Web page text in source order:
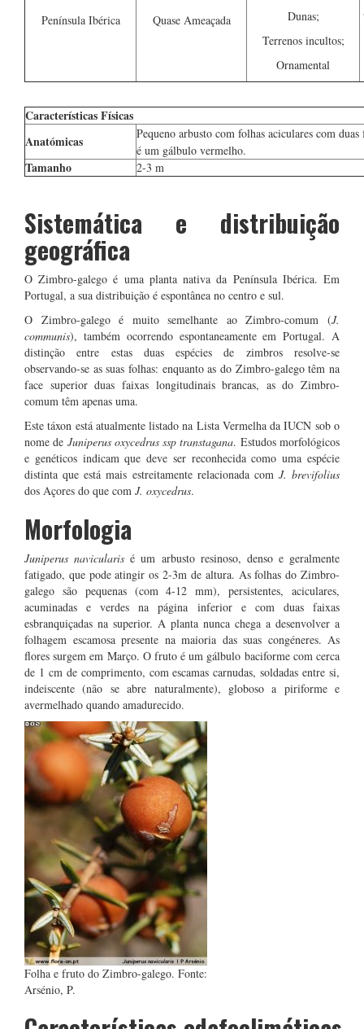
Península Ibérica Quase Ameaçada
Dunas;
Terrenos incultos;
Ornamental
Características Físicas
Anatómicas
Pequeno arbusto com folhas aciculares com
é um gálbulo vermelho.
Tamanho 2-3 m
Sistemática e distribuição
geográfica
O Zimbro-galego é uma planta nativa da Península Ibérica. Em
Portugal, a sua distribuição é espontânea no centro e sul.
O Zimbro-galego é muito semelhante ao Zimbro-comum (J.
communis), também ocorrendo espontaneamente em Portugal. A
distinção entre estas duas espécies de zimbros resolve-se
observando-se as suas folhas: enquanto as do Zimbro-galego têm na
face superior duas faixas longitudinais brancas, as do Zimbro-
comum têm apenas uma.
Este táxon está atualmente listado na Lista Vermelha da IUCN sob o
nome de Juniperus oxycedrus ssp transtagana. Estudos morfológicos
e genéticos indicam que deve ser reconhecida como uma espécie
distinta que está mais estreitamente relacionada com J. brevifolius
dos Açores do que com J. oxycedrus.
Morfologia
Juniperus navicularis é um arbusto resinoso, denso e geralmente
fatigado, que pode atingir os 2-3m de altura. As folhas do Zimbro-
galego são pequenas (com 4-12 mm), persistentes, aciculares,
acuminadas e verdes na página inferior e com duas faixas
esbranquiçadas na superior. A planta nunca chega a desenvolver a
folhagem escamosa presente na maioria das suas congéneres. As
flores surgem em Março. O fruto é um gálbulo baciforme com cerca
de 1 cm de comprimento, com escamas carnudas, soldadas entre si,
indeiscente (não se abre naturalmente), globoso a piriforme e
avermelhado quando amadurecido.
Folha e fruto do Zimbro-galego. Fonte:
Arsénio, P.